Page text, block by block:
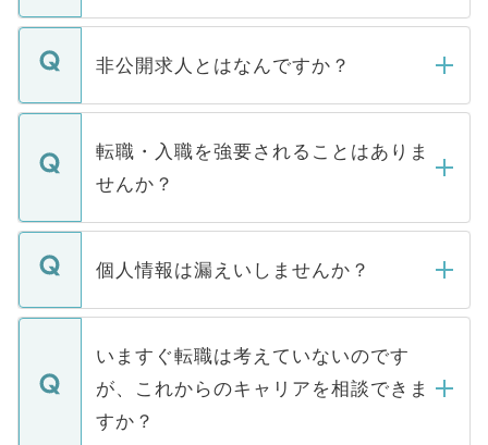
ご登録いただきましたら、弊社担当者がご
登録内容を確認し、その後メールもしくは
ます。通常、5営業日以内にはご連絡をせて
いただきますので、しばらくお待ちくださ
非公開求人とはなんですか？
マイナビDOCTORで取り扱っている求人の
うち約3割は、Webサイトからご覧いただ
けない「非公開求人」です。非公開求人は
下記の理由によって、一般には公開してい
ません。
■応募殺到を避けるため 人気のある医療機
関を公にしてしまうと、応募が殺到する場
に、医療機関が求める条件に合った人材の
みを人材紹介会社に依頼するケースが増え
ています。
転職・入職を強要されることはありま
せんか？
転職・入職を強要することは一切ありませ
ん。また、仮に応募先から内定をいただい
定を承諾する必要はありません。内定先へ
の辞退の連絡はキャリアパートナーが行い
個人情報は漏えいしませんか？
個人情報が漏えいすることはありませんの
で、ご安心ください。当サイトからの登録
などで収集したご登録者様の個人情報は、
ご本人のキャリアアップおよび転職活動の
支援を目的に使用いたします。お預かりし
いますぐ転職は考えていないのです
が、これからのキャリアを相談できま
すか？